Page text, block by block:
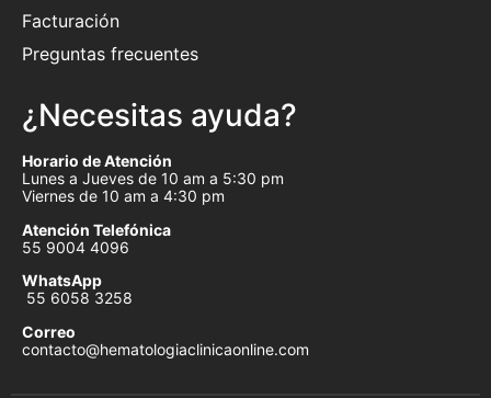
Facturación
Preguntas frecuentes
¿Necesitas ayuda?
Horario de Atención
Lunes a Jueves de 10 am a 5:30 pm
Viernes de 10 am a 4:30 pm
Atención Telefónica
55 9004 4096
WhatsApp
55 6058 3258
Correo
contacto@hematologiaclinicaonline.com